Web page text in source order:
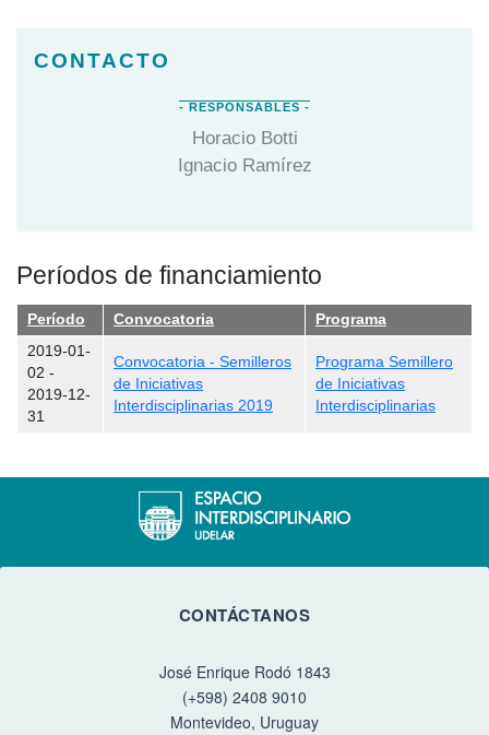
Horacio Botti
Ignacio Ramírez
Períodos de financiamiento
Período Convocatoria
Programa
2019-01-
02 -
2019-12-
31
Convocatoria - Semilleros
de Iniciativas
Interdisciplinarias 2019
Programa Semillero
de Iniciativas
Interdisciplinarias
CONTÁCTANOS
José Enrique Rodó 1843
(+598) 2408 9010
Montevideo, Uruguay